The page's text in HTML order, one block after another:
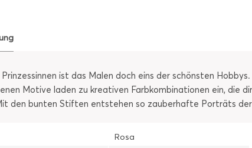
Prinzessinnen ist das Malen doch eins der schönsten
Motive laden zu kreativen Farbkombinationen ein, die
den bunten Stiften entstehen so zauberhafte Porträts
Rosa